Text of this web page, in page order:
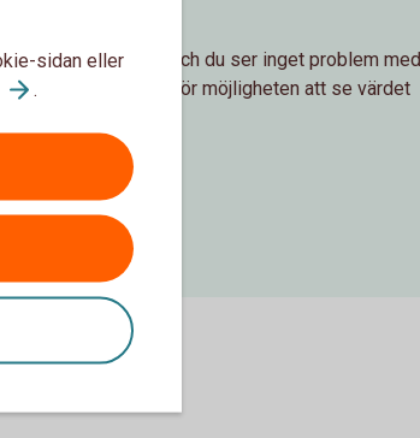
som gäller och du ser inget problem med
av dina sparpengar för möjligheten att se värdet
5 år
sidan eller
.